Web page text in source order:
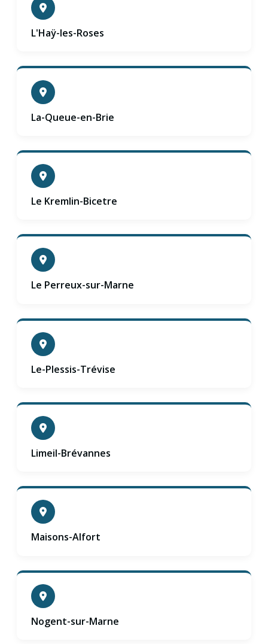
L'Haÿ-les-Roses
La-Queue-en-Brie
Le Kremlin-Bicetre
Le Perreux-sur-Marne
Le-Plessis-Trévise
Limeil-Brévannes
Maisons-Alfort
Nogent-sur-Marne